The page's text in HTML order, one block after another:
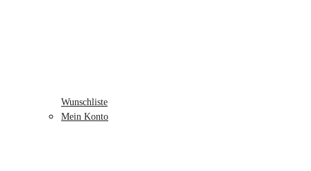
Wunschliste
Mein Konto